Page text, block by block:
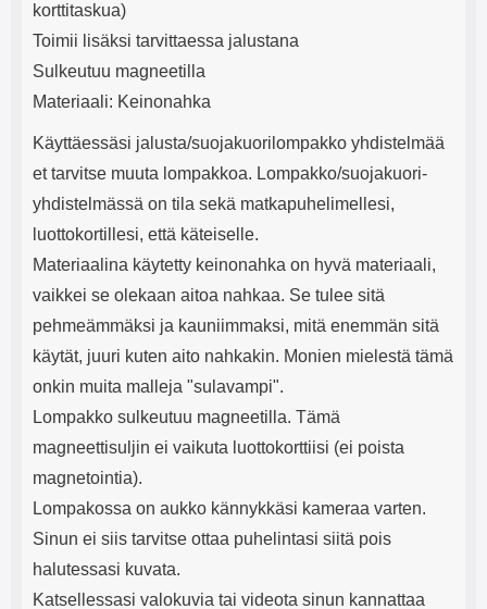
korttitaskua)
Toimii lisäksi tarvittaessa jalustana
Sulkeutuu magneetilla
Materiaali: Keinonahka
Käyttäessäsi jalusta/suojakuorilompakko yhdistelmää
et tarvitse muuta lompakkoa. Lompakko/suojakuori-
yhdistelmässä on tila sekä matkapuhelimellesi,
luottokortillesi, että käteiselle.
Materiaalina käytetty keinonahka on hyvä materiaali,
vaikkei se olekaan aitoa nahkaa. Se tulee sitä
pehmeämmäksi ja kauniimmaksi, mitä enemmän sitä
käytät, juuri kuten aito nahkakin. Monien mielestä tämä
onkin muita malleja "sulavampi".
Lompakko sulkeutuu magneetilla. Tämä
magneettisuljin ei vaikuta luottokorttiisi (ei poista
magnetointia).
Lompakossa on aukko kännykkäsi kameraa varten.
Sinun ei siis tarvitse ottaa puhelintasi siitä pois
halutessasi kuvata.
Katsellessasi valokuvia tai videota sinun kannattaa